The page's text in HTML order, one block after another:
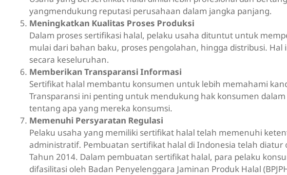
yangmendukung reputasi perusahaan dalam jangka panjang.
Meningkatkan Kualitas Proses Produksi
Dalam proses sertifikasi halal, pelaku usaha dituntut untuk
mulai dari bahan baku, proses pengolahan, hingga distribusi.
secara keseluruhan.
Memberikan Transparansi Informasi
Sertifikat halal membantu konsumen untuk lebih memahami
Transparansi ini penting untuk mendukung hak konsumen
tentang apa yang mereka konsumsi.
Memenuhi Persyaratan Regulasi
Pelaku usaha yang memiliki sertifikat halal telah memenuhi
administratif. Pembuatan sertifikat halal di Indonesia telah
Tahun 2014. Dalam pembuatan sertifikat halal, para pelaku
difasilitasi oleh Badan Penyelenggara Jaminan Produk Halal